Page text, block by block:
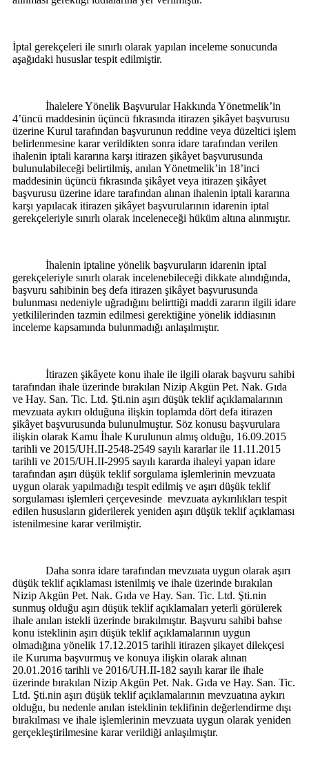
İptal gerekçeleri ile sınırlı olarak yapılan inceleme sonucunda
aşağıdaki hususlar tespit edilmiştir.
İhalelere Yönelik Başvurular Hakkında Yönetmelik’in
4’üncü maddesinin üçüncü fıkrasında itirazen şikâyet başvurusu
üzerine Kurul tarafından başvurunun reddine veya düzeltici işlem
belirlenmesine karar verildikten sonra idare tarafından verilen
ihalenin iptali kararına karşı itirazen şikâyet başvurusunda
bulunulabileceği belirtilmiş, anılan Yönetmelik’in 18’inci
maddesinin üçüncü fıkrasında şikâyet veya itirazen şikâyet
başvurusu üzerine idare tarafından alınan ihalenin iptali kararına
karşı yapılacak itirazen şikâyet başvurularının idarenin iptal
gerekçeleriyle sınırlı olarak inceleneceği hüküm altına alınmıştır.
İhalenin iptaline yönelik başvuruların idarenin iptal
gerekçeleriyle sınırlı olarak incelenebileceği dikkate alındığında,
başvuru sahibinin beş defa itirazen şikâyet başvurusunda
bulunması nedeniyle uğradığını belirttiği maddi zararın ilgili idare
yetkililerinden tazmin edilmesi gerektiğine yönelik iddiasının
inceleme kapsamında bulunmadığı anlaşılmıştır.
İtirazen şikâyete konu ihale ile ilgili olarak başvuru sahibi
tarafından ihale üzerinde bırakılan Nizip Akgün Pet. Nak. Gıda
ve Hay. San. Tic. Ltd. Şti.nin aşırı düşük teklif açıklamalarının
mevzuata aykırı olduğuna ilişkin toplamda dört defa itirazen
şikâyet başvurusunda bulunulmuştur. Söz konusu başvurulara
ilişkin olarak Kamu İhale Kurulunun almış olduğu, 16.09.2015
tarihli ve 2015/UH.II-2548-2549 sayılı kararlar ile 11.11.2015
tarihli ve 2015/UH.II-2995 sayılı kararda ihaleyi yapan idare
tarafından aşırı düşük teklif sorgulama işlemlerinin mevzuata
uygun olarak yapılmadığı tespit edilmiş ve aşırı düşük teklif
sorgulaması işlemleri çerçevesinde mevzuata aykırılıkları tespit
edilen hususların giderilerek yeniden aşırı düşük teklif açıklaması
istenilmesine karar verilmiştir.
Daha sonra idare tarafından mevzuata uygun olarak aşırı
düşük teklif açıklaması istenilmiş ve ihale üzerinde bırakılan
Nizip Akgün Pet. Nak. Gıda ve Hay. San. Tic. Ltd. Şti.nin
sunmuş olduğu aşırı düşük teklif açıklamaları yeterli görülerek
ihale anılan istekli üzerinde bırakılmıştır. Başvuru sahibi bahse
konu isteklinin aşırı düşük teklif açıklamalarının uygun
olmadığına yönelik 17.12.2015 tarihli itirazen şikayet dilekçesi
ile Kuruma başvurmuş ve konuya ilişkin olarak alınan
20.01.2016 tarihli ve 2016/UH.II-182 sayılı karar ile ihale
üzerinde bırakılan Nizip Akgün Pet. Nak. Gıda ve Hay. San. Tic.
Ltd. Şti.nin aşırı düşük teklif açıklamalarının mevzuatına aykırı
olduğu, bu nedenle anılan isteklinin teklifinin değerlendirme dışı
bırakılması ve ihale işlemlerinin mevzuata uygun olarak yeniden
gerçekleştirilmesine karar verildiği anlaşılmıştır.